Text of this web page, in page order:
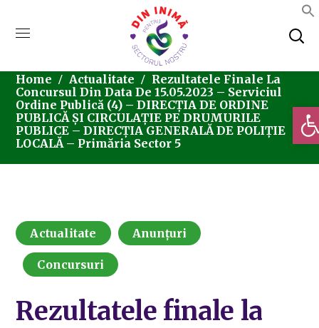
Home Actualitate
Rezultatele Finale La
Concursul Din Data De 15.05.2023 – Serviciul
Ordine Publică (4) – DIRECȚIA DE ORDINE
PUBLICĂ ȘI CIRCULAȚIE PE DRUMURILE
PUBLICE – DIRECȚIA GENERALĂ DE POLIȚIE
LOCALĂ – Primăria Sector 5
Actualitate Anunțuri
Concursuri
Rezultatele finale la